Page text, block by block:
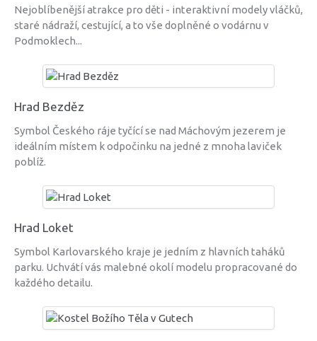
Nejoblíbenější atrakce pro děti - interaktivní modely vláčků,
staré nádraží, cestující, a to vše doplněné o vodárnu v
Podmoklech...
Hrad Bezděz
Symbol Českého ráje tyčící se nad Máchovým jezerem je
ideálním místem k odpočinku na jedné z mnoha laviček
poblíž.
Hrad Loket
Symbol Karlovarského kraje je jedním z hlavních taháků
parku. Uchvátí vás malebné okolí modelu propracované do
každého detailu.